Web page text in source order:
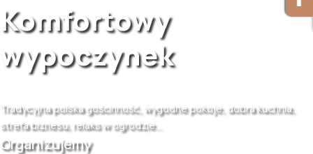
Komfortowy
wypoczynek
Tradycyjna polska gościnność, wygodne pokoje, dobra kuchnia,
strefa biznesu, relaks w ogrodzie...
Organizujemy